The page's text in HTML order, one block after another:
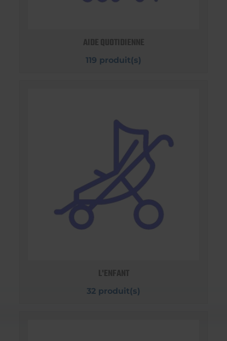
AIDE QUOTIDIENNE
119 produit(s)
L'ENFANT
32 produit(s)